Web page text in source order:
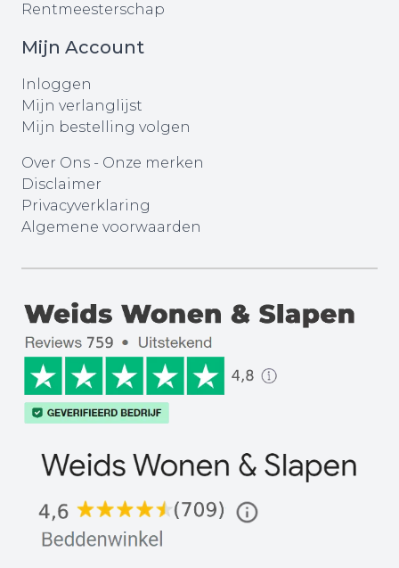
Rentmeesterschap
Mijn Account
Inloggen
Mijn verlanglijst
Mijn bestelling volgen
Over Ons - Onze merken
Disclaimer
Privacyverklaring
Algemene voorwaarden